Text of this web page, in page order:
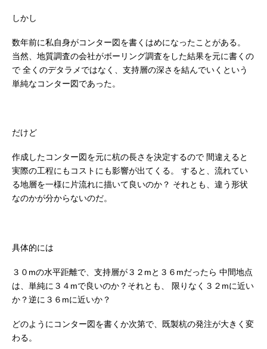
しかし
数年前に私自身がコンター図を書くはめになったことがある。
当然、地質調査の会社がボーリング調査をした結果を元に書くの
で 全くのデタラメではなく、支持層の深さを結んでいくという
単純なコンター図であった。
だけど
作成したコンター図を元に杭の長さを決定するので 間違えると
実際の工程にもコストにも影響が出てくる。
すると、流れてい
る地層を一様に片流れに描いて良いのか？ それとも、違う形状
なのかが分からないのだ。
具体的には
３０mの水平距離で、支持層が３２mと３６mだったら 中間地点
は、単純に３４mで良いのか？それとも、
限りなく３２mに近い
か？逆に３６mに近いか？
どのようにコンター図を書くか次第で、既製杭の発注が大きく変
わる。